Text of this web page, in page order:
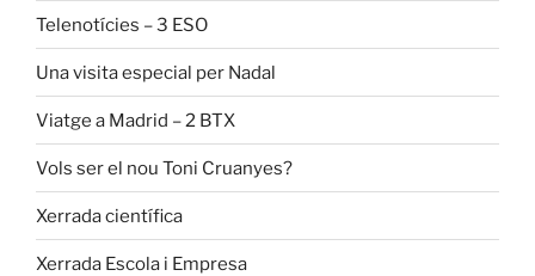
Telenotícies – 3 ESO
Una visita especial per Nadal
Viatge a Madrid – 2 BTX
Vols ser el nou Toni Cruanyes?
Xerrada científica
Xerrada Escola i Empresa